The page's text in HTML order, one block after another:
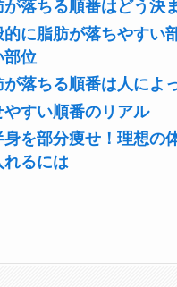
が落ちる順番はどう決
的に脂肪が落ちやすい
部位
が落ちる順番は人によ
やすい順番のリアル
身を部分痩せ！理想の
れるには